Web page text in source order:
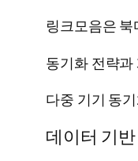
링크모음은
동기화 전략과
다중 기기 동
데이터 기